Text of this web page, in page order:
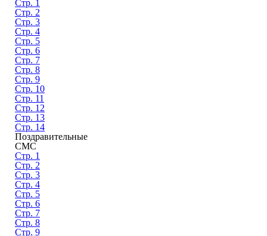
Стр. 1
Стр. 2
Стр. 3
Стр. 4
Стр. 5
Стр. 6
Стр. 7
Стр. 8
Стр. 9
Стр. 10
Стр. 11
Стр. 12
Стр. 13
Стр. 14
Поздравительные
СМС
Стр. 1
Стр. 2
Стр. 3
Стр. 4
Стр. 5
Стр. 6
Стр. 7
Стр. 8
Стр. 9